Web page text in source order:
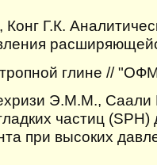
Г.К.
глине //
Э.М.М., Саали
частиц
при высоких